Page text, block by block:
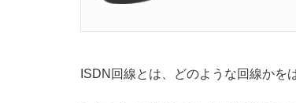
ISDN回線とは、どのような回線かを